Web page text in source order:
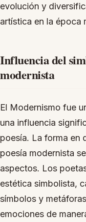
evolución y
artística en la época
Influencia del
modernista
El Modernismo fue
una influencia
poesía. La forma en
poesía modernista
aspectos. Los
estética simbolista,
símbolos y
emociones de